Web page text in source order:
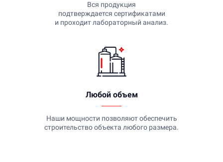
Вся продукция
подтверждается сертификатами
и проходит лабораторный анализ.
Любой объем
Наши мощности позволяют обеспечить
строительство объекта любого размера.